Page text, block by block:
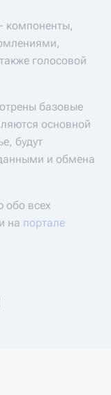
- компоненты,
голосовой
базовые
основной
будут
и обмена
обо всех
на портале